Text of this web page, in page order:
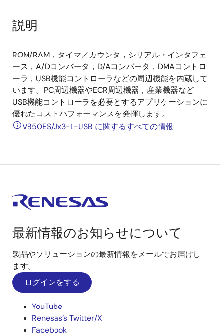
説明
ROM/RAM，タイマ／カウンタ，シリアル・インタフェ
ース，A/Dコンバータ，D/Aコンバータ，DMAコントロ
ーラ，USB機能コントローラなどの周辺機能を内蔵して
います。PC周辺機器やECR周辺機器，産業機器など
USB機能コントローラを必要とするアプリケーションに
優れたコストパフォーマンスを発揮します。
V850ES/Jx3-L-USB に関するすべての情報
最新情報のお知らせについて
製品やソリューションの最新情報をメールでお届けし
ます。
ログインをする
YouTube
Renesas’s Twitter/X
Facebook